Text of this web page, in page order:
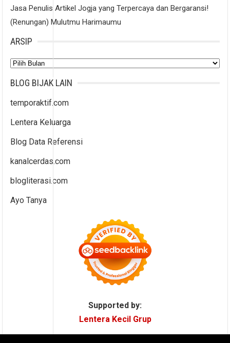
Jasa Penulis Artikel Jogja yang Terpercaya dan Bergaransi!
(Renungan) Mulutmu Harimaumu
ARSIP
Arsip
BLOG BIJAK LAIN
temporaktif.com
Lentera Keluarga
Blog Data Referensi
kanalcerdas.com
blogliterasi.com
Ayo Tanya
Supported by:
Lentera Kecil Grup